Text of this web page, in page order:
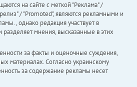
на сайте с меткой "Реклама" /
/ "Promoted", являются рекламными и
, однако редакция участвует в
разделяет мнения, высказанные в этих
за факты и оценочные суждения,
материалах. Согласно украинскому
за содержание рекламы несет